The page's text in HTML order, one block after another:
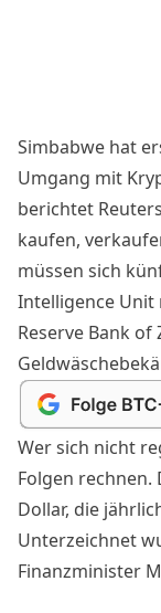
Simbabwe hat
Umgang mit
berichtet Reuters
kaufen,
müssen sich
Intelligence Unit
Reserve Bank
Wer sich nicht
Folgen rechnen.
Dollar, die
Unterzeichnet
Finanzminister